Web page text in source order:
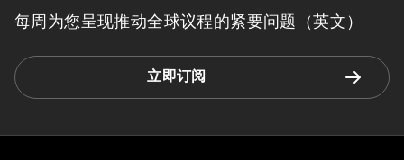
每周为您呈现推动全球议程的紧要问题（英文）
立即订阅